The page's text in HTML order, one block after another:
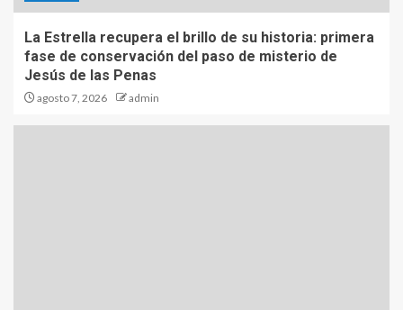
La Estrella recupera el brillo de su historia: primera
fase de conservación del paso de misterio de
Jesús de las Penas
agosto 7, 2026 admin